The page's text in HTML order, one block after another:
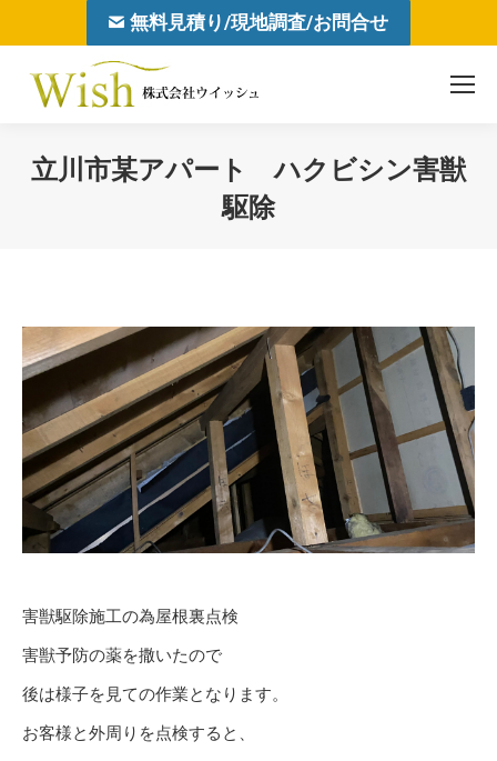
無料見積り/現地調査/お問合せ
立川市某アパート ハクビシン害獣
駆除
害獣駆除施工の為屋根裏点検
害獣予防の薬を撒いたので
後は様子を見ての作業となります。
お客様と外周りを点検すると、